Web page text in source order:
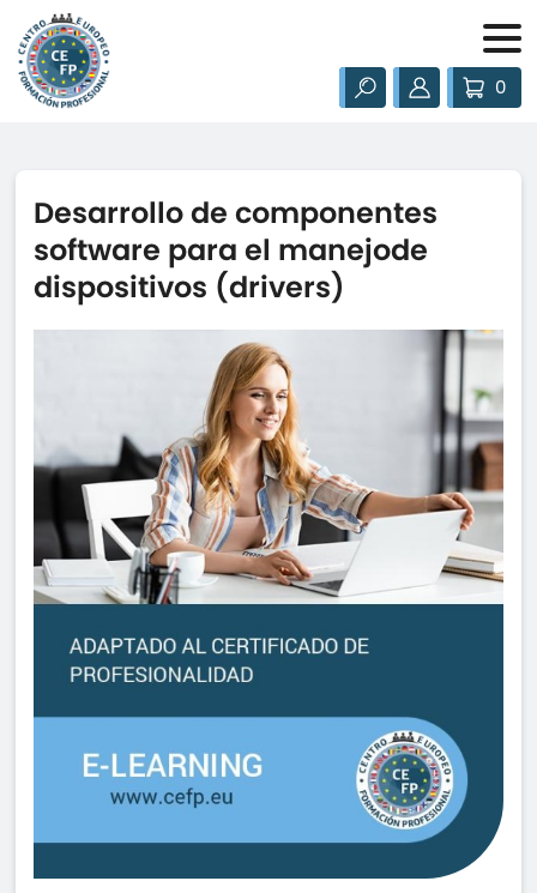
0
Desarrollo de componentes
software para el manejode
dispositivos (drivers)